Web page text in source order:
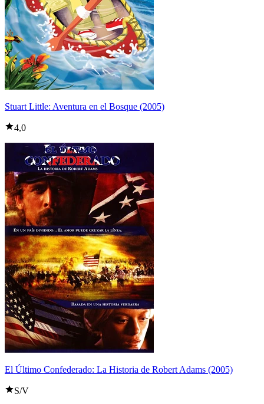
Stuart Little: Aventura en el Bosque (2005)
4,0
El Último Confederado: La Historia de Robert Adams (2005)
S/V